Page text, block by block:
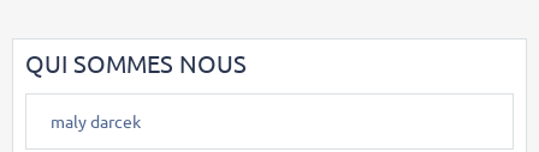
QUI SOMMES NOUS
maly darcek